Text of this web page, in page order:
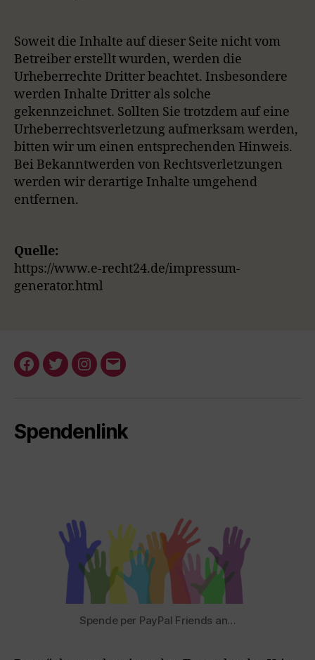
Soweit die Inhalte auf dieser Seite nicht vom
Betreiber erstellt wurden, werden die
Urheberrechte Dritter beachtet. Insbesondere
werden Inhalte Dritter als solche
gekennzeichnet. Sollten Sie trotzdem auf eine
Urheberrechtsverletzung aufmerksam werden,
bitten wir um einen entsprechenden Hinweis.
Bei Bekanntwerden von Rechtsverletzungen
werden wir derartige Inhalte umgehend
entfernen.
Quelle:
https://www.e-recht24.de/impressum-
generator.html
Facebook
TwitterInstagram
E-
Spendenlink
Spende per PayPal Friends an…